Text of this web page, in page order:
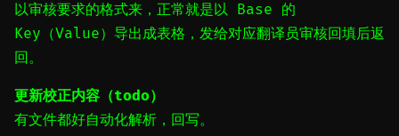
以审核要求的格式来，正常就是以 Base 的
Key（Value）导出成表格，发给对应翻译员审核回填后返
回。
更新校正内容（todo）
有文件都好自动化解析，回写。